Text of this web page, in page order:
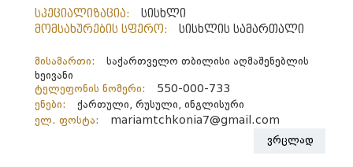
სპეციალიზაცია:
სისხლი
მომსახურების სფერო:
სისხლის სამართალი
მისამართი:
საქართველო თბილისი აღმაშენებლის
ხეივანი
ტელეფონის ნომერი:
550-000-733
ენები:
ქართული, რუსული, ინგლისური
ელ. ფოსტა:
mariamtchkonia7@gmail.com
ვრცლად